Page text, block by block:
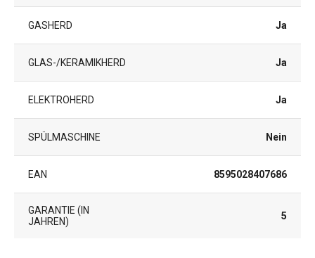
GASHERD Ja
GLAS-/KERAMIKHERD Ja
ELEKTROHERD Ja
SPÜLMASCHINE Nein
EAN 8595028407686
GARANTIE (IN
JAHREN)
5